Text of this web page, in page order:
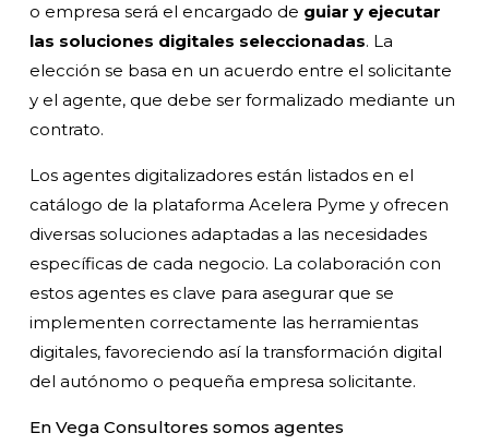
o empresa será el encargado de guiar y ejecutar
las soluciones digitales seleccionadas. La
elección se basa en un acuerdo entre el solicitante
y el agente, que debe ser formalizado mediante un
contrato.
Los agentes digitalizadores están listados en el
catálogo de la plataforma Acelera Pyme y ofrecen
diversas soluciones adaptadas a las necesidades
específicas de cada negocio. La colaboración con
estos agentes es clave para asegurar que se
implementen correctamente las herramientas
digitales, favoreciendo así la transformación digital
del autónomo o pequeña empresa solicitante.
En Vega Consultores somos agentes